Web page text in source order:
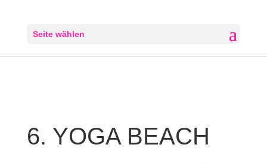
Seite wählen
6. YOGA BEACH